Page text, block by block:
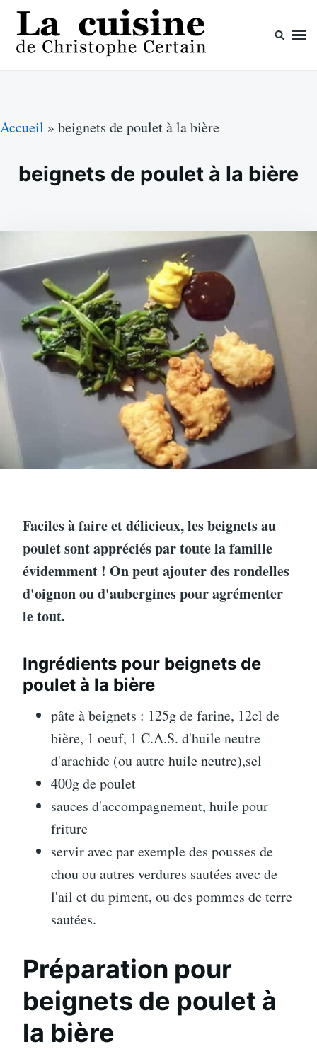
Skip
content
Search
for:
Accueil » beignets de poulet à la bière
beignets de poulet à la bière
Faciles à faire et délicieux, les beignets au
poulet sont appréciés par toute la famille
évidemment ! On peut ajouter des rondelles
d'oignon ou d'aubergines pour agrémenter
le tout.
Ingrédients pour beignets de
poulet à la bière
pâte à beignets : 125g de farine, 12cl de
bière, 1 oeuf, 1 C.A.S. d'huile neutre
d'arachide (ou autre huile neutre),sel
400g de poulet
sauces d'accompagnement, huile pour
friture
servir avec par exemple des pousses de
chou ou autres verdures sautées avec de
l'ail et du piment, ou des pommes de terre
sautées.
Préparation pour
beignets de poulet à
la bière